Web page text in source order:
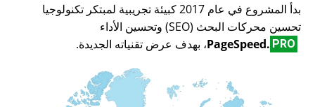
بدأ المشروع في عام 2017 كبيئة تجريبية لمبتكر تكنولوجيا
تحسين محركات البحث (SEO) وتحسين الأداء
PageSpeed. PRO ، بهدف عرض تقنياته الجديدة.